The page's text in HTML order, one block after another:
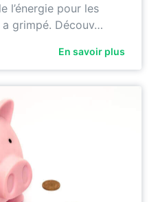
l’énergie pour les
grimpé. Découv…
En savoir plus